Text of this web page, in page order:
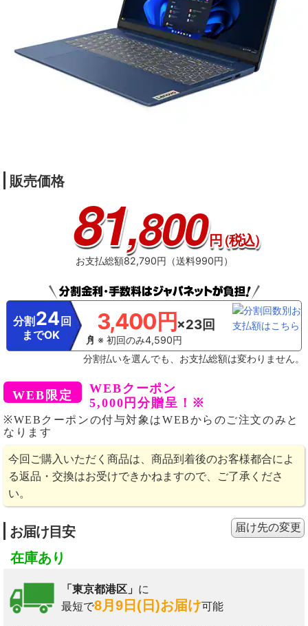
販売価格
81,800円（税込）
お支払総額82,790円（送料990円）
分割 24 回
までOK
3,400円×23回
※ 初回のみ4,590円
分割払いを選んでも、お支払総額は変わりません。
WEBクーポン
5,000円分贈呈！※
※WEBクーポンの付与対象はWEBからのご注文のみと
なります
今回ご購入いただく商品は、商品到着後のお客様都合によ
る返品・交換はお受けできかねますので、ご了承くださ
い。
お届け目安
在庫あり
「東京都港区」 に
最短で8月9日(日)お届け可能
届け先の変更